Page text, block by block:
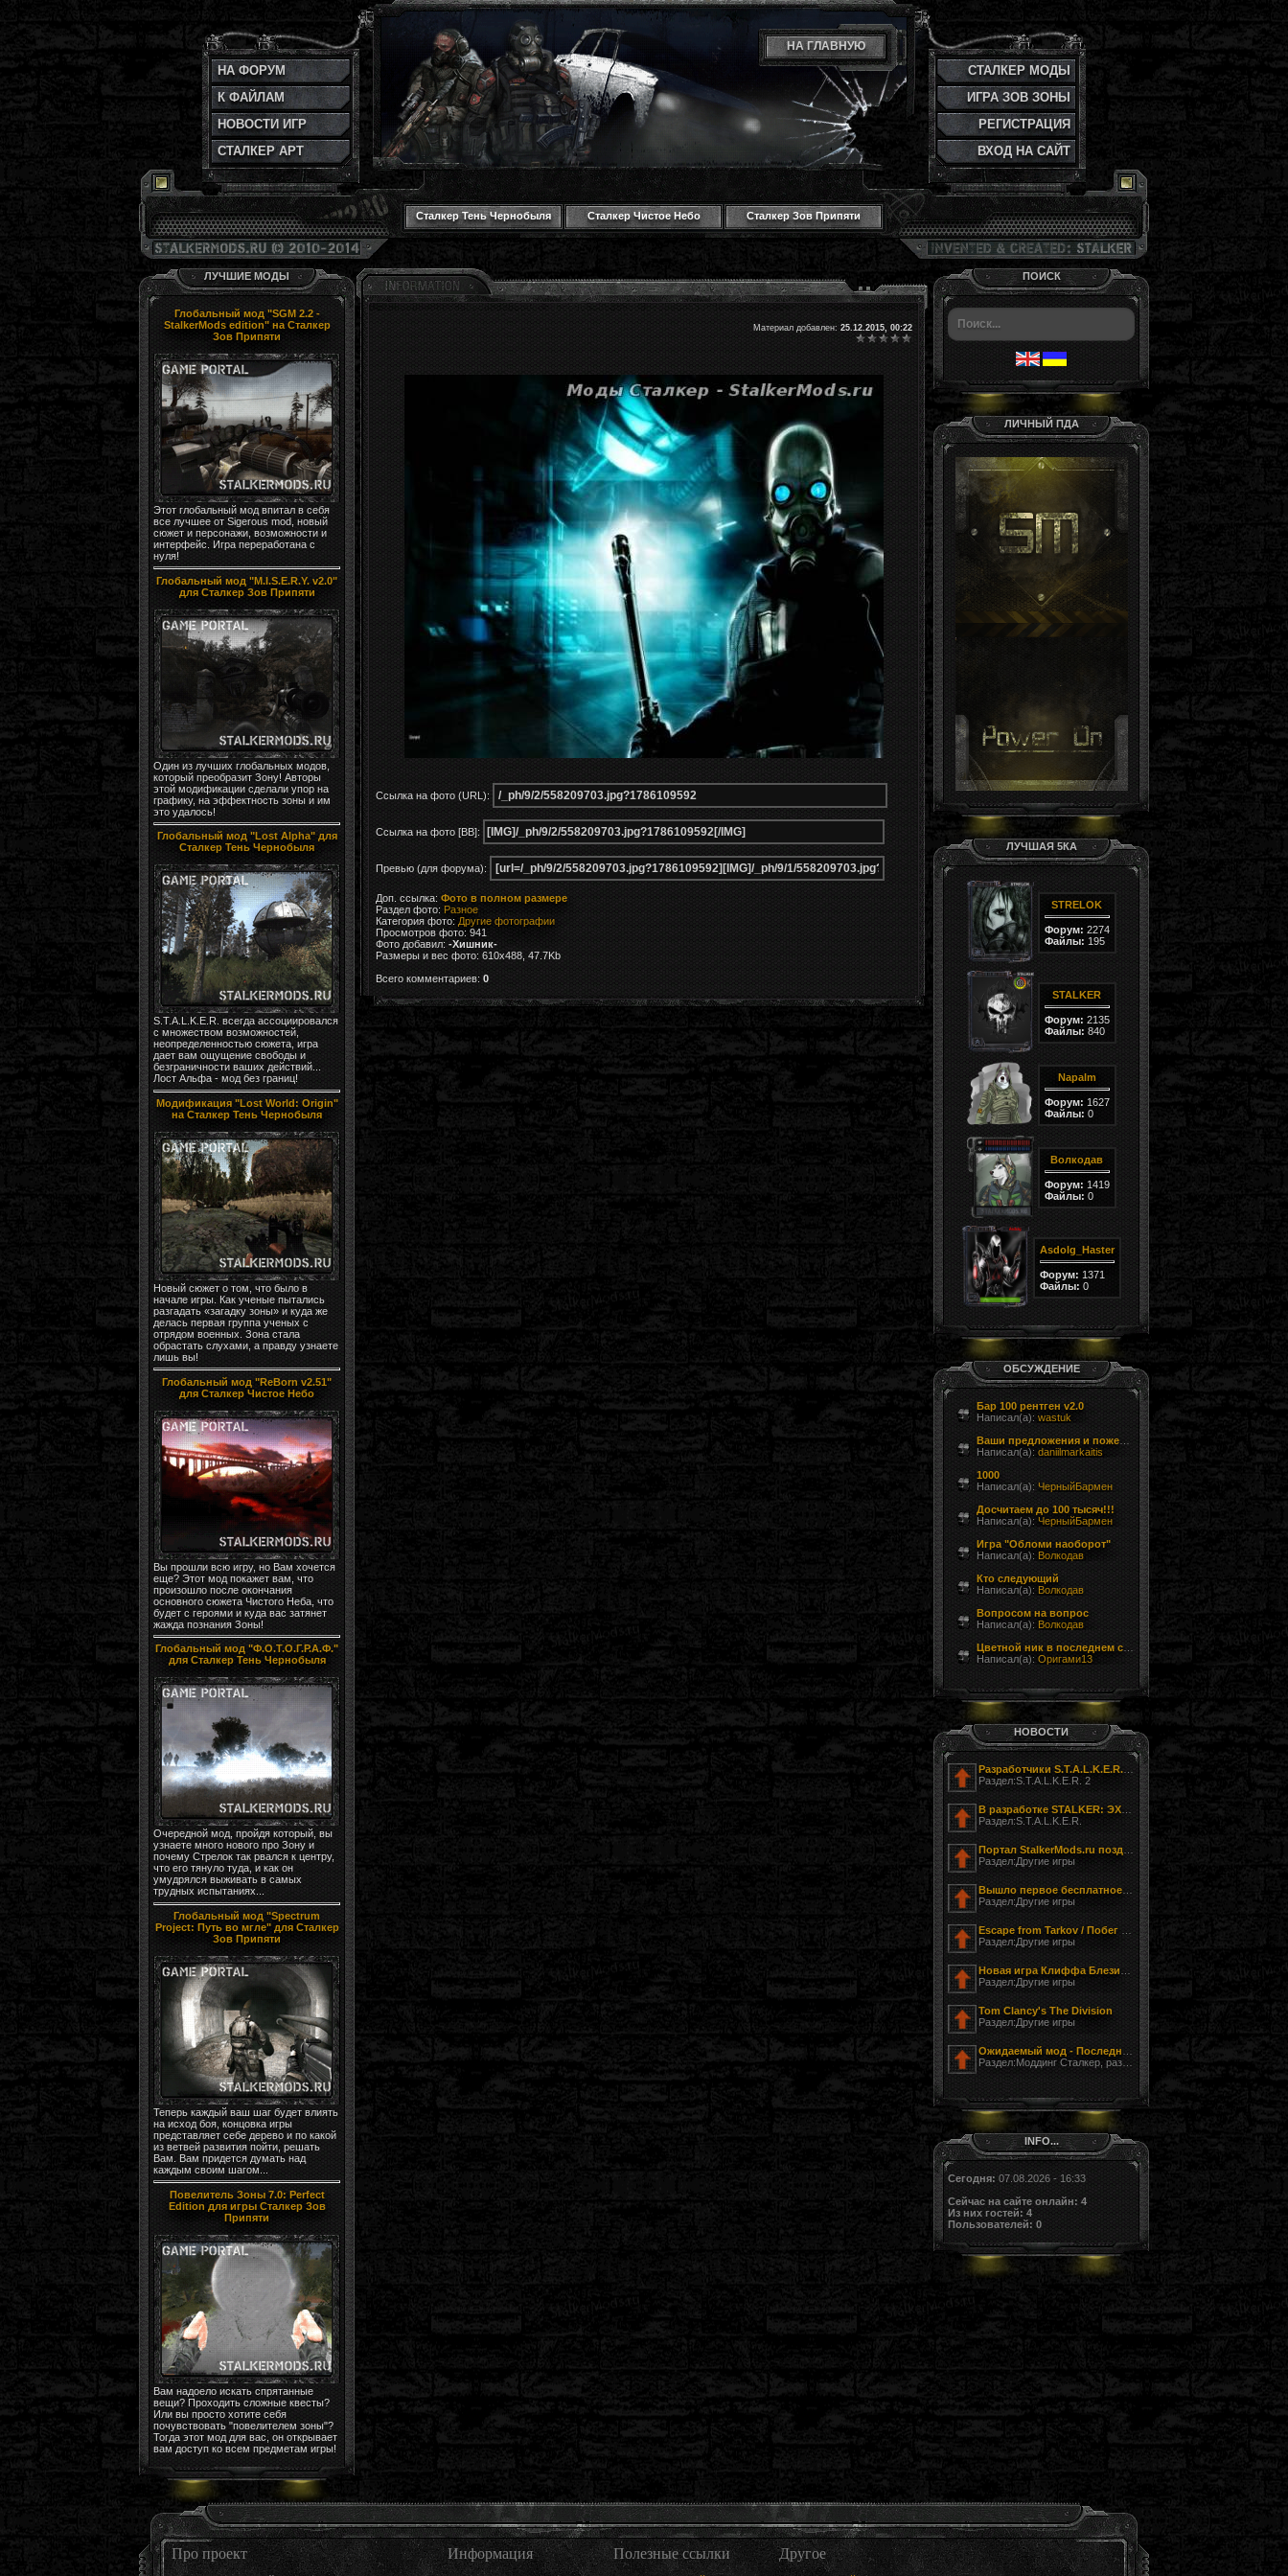
НА ГЛАВНУЮ
СТАЛКЕР МОДЫ
ИГРА ЗОВ ЗОНЫ
РЕГИСТРАЦИЯ
ВХОД НА САЙТ
НА ФОРУМ
К ФАЙЛАМ
НОВОСТИ ИГР
СТАЛКЕР АРТ
Сталкер Тень Чернобыля Сталкер Чистое Небо Сталкер Зов Припяти
ЛУЧШИЕ МОДЫ
Глобальный мод "SGM 2.2 -
StalkerMods edition" на Сталкер
Зов Припяти
Этот глобальный мод впитал в себя
все лучшее от Sigerous mod, новый
сюжет и персонажи, возможности и
интерфейс. Игра переработана с
нуля!
Глобальный мод "M.I.S.E.R.Y. v2.0"
для Сталкер Зов Припяти
Один из лучших глобальных модов,
который преобразит Зону! Авторы
этой модификации сделали упор на
графику, на эффектность зоны и им
это удалось!
Глобальный мод "Lost Alpha" для
Сталкер Тень Чернобыля
S.T.A.L.K.E.R. всегда ассоциировался
с множеством возможностей,
неопределенностью сюжета, игра
дает вам ощущение свободы и
безграничности ваших действий...
Лост Альфа - мод без границ!
Модификация "Lost World: Origin"
на Сталкер Тень Чернобыля
Новый сюжет о том, что было в
начале игры. Как ученые пытались
разгадать «загадку зоны» и куда же
делась первая группа ученых с
отрядом военных. Зона стала
обрастать слухами, а правду узнаете
лишь вы!
Глобальный мод "ReBorn v2.51"
для Сталкер Чистое Небо
Вы прошли всю игру, но Вам хочется
еще? Этот мод покажет вам, что
произошло после окончания
основного сюжета Чистого Неба, что
будет с героями и куда вас затянет
жажда познания Зоны!
Глобальный мод "Ф.О.Т.О.Г.Р.А.Ф."
для Сталкер Тень Чернобыля
Очередной мод, пройдя который, вы
узнаете много нового про Зону и
почему Стрелок так рвался к центру,
что его тянуло туда, и как он
умудрялся выживать в самых
трудных испытаниях...
Глобальный мод "Spectrum
Project: Путь во мгле" для Сталкер
Зов Припяти
Теперь каждый ваш шаг будет влиять
на исход боя, концовка игры
представляет себе дерево и по какой
из ветвей развития пойти, решать
Вам. Вам придется думать над
каждым своим шагом...
Повелитель Зоны 7.0: Perfect
Edition для игры Сталкер Зов
Припяти
Вам надоело искать спрятанные
вещи? Проходить сложные квесты?
Или вы просто хотите себя
почувствовать "повелителем зоны"?
Тогда этот мод для вас, он открывает
вам доступ ко всем предметам игры!
Материал добавлен: 25.12.2015, 00:22
Ссылка на фото (URL):
Ссылка на фото [BB]:
Превью (для форума):
Доп. ссылка: Фото в полном размере
Раздел фото: Разное
Категория фото: Другие фотографии
Просмотров фото: 941
Фото добавил: -Хишник-
Размеры и вес фото: 610x488, 47.7Kb
Всего комментариев: 0
ПОИСК
ЛИЧНЫЙ ПДА
Гость, ты здесь -й день
Группа: Гости
ЛУЧШАЯ 5КА
STRELOK
Форум: 2274
Файлы: 195
STALKER
Форум: 2135
Файлы: 840
Napalm
Форум: 1627
Файлы: 0
Волкодав
Форум: 1419
Файлы: 0
Asdolg_Haster
Форум: 1371
Файлы: 0
ОБСУЖДЕНИЕ
Бар 100 рентген v2.0
Написал(а): wastuk
Написал(а): daniilmarkaitis
1000
Написал(а): ЧерныйБармен
Досчитаем до 100 тысяч!!!
Написал(а): ЧерныйБармен
Игра "Обломи наоборот"
Написал(а): Волкодав
Кто следующий
Написал(а): Волкодав
Вопросом на вопрос
Написал(а): Волкодав
Написал(а): Оригами13
НОВОСТИ
Раздел:S.T.A.L.K.E.R. 2
Раздел:S.T.A.L.K.E.R.
Раздел:Другие игры
Раздел:Другие игры
Раздел:Другие игры
Раздел:Другие игры
Tom Clancy's The Division
Раздел:Другие игры
Раздел:Моддинг Сталкер, разработка модов
INFO...
Сегодня: 07.08.2026 - 16:33
Сейчас на сайте онлайн: 4
Из них гостей: 4
Пользователей: 0
Про проект Информация Полезные ссылки Другое